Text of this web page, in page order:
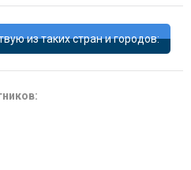
из таких стран и городов: